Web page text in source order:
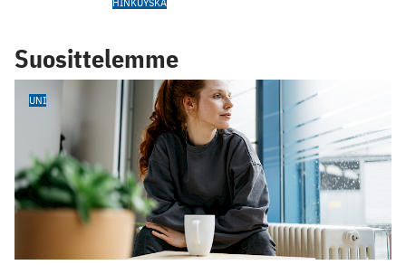
Suosittelemme
UNI